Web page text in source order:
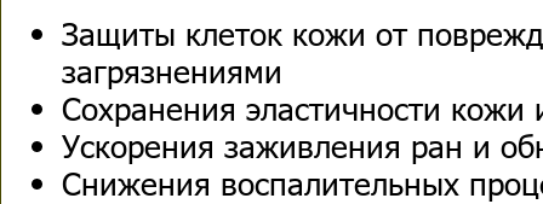
Защиты клеток кожи от
загрязнениями
Сохранения эластичности
Ускорения заживления ран и
Снижения воспалительных